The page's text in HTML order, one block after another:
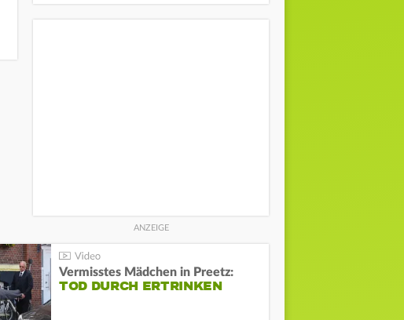
Vermisstes Mädchen in Preetz:
TOD DURCH ERTRINKEN